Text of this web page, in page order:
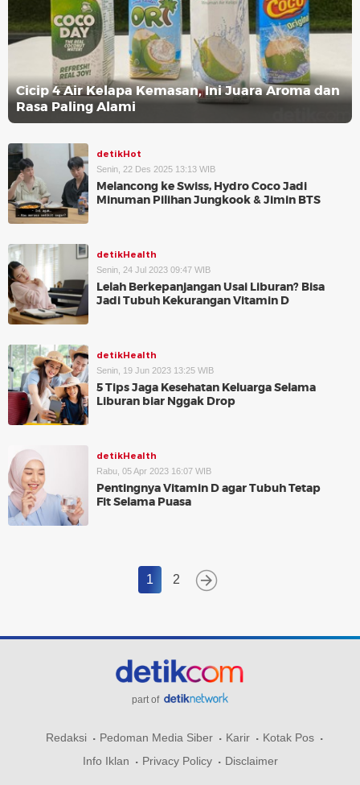
Cicip 4 Air Kelapa Kemasan, Ini Juara Aroma dan
Rasa Paling Alami
detikHot
Senin, 22 Des 2025 13:13 WIB
Melancong ke Swiss, Hydro Coco Jadi
Minuman Pilihan Jungkook & Jimin BTS
detikHealth
Senin, 24 Jul 2023 09:47 WIB
Lelah Berkepanjangan Usai Liburan? Bisa
Jadi Tubuh Kekurangan Vitamin D
detikHealth
Senin, 19 Jun 2023 13:25 WIB
5 Tips Jaga Kesehatan Keluarga Selama
Liburan biar Nggak Drop
detikHealth
Rabu, 05 Apr 2023 16:07 WIB
Pentingnya Vitamin D agar Tubuh Tetap
Fit Selama Puasa
1 2
part of
Redaksi Pedoman Media Siber Karir
Kotak Pos
Info Iklan
Privacy Policy Disclaimer